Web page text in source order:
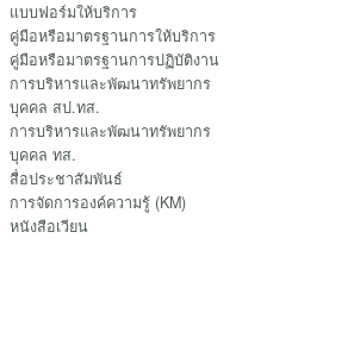
แบบฟอร์มให้บริการ
คู่มือหรือมาตรฐานการให้บริการ
คู่มือหรือมาตรฐานการปฏิบัติงาน
การบริหารและพัฒนาทรัพยากร
บุคคล สป.ทส.
การบริหารและพัฒนาทรัพยากร
บุคคล ทส.
สื่อประชาสัมพันธ์
การจัดการองค์ความรู้ (KM)
หนังสือเวียน